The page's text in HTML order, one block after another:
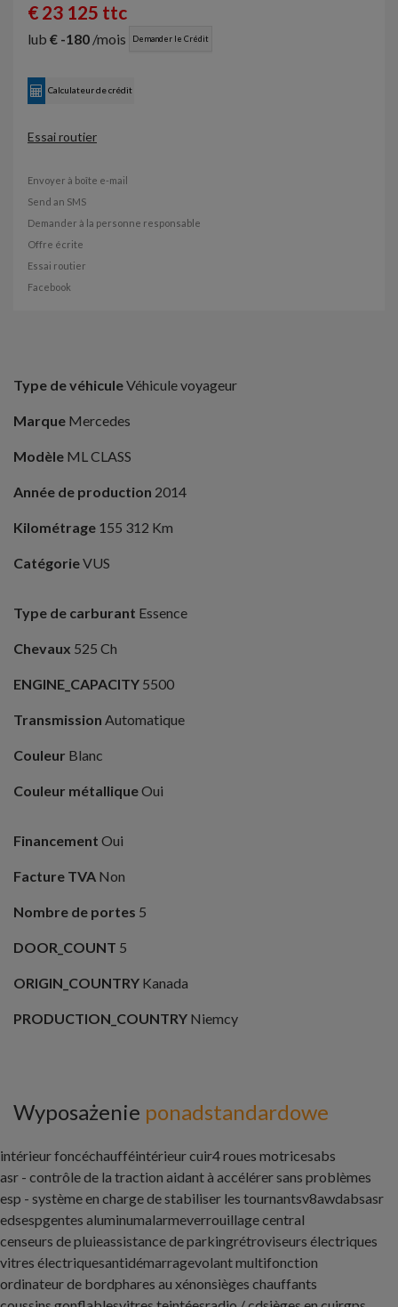
€ 23 125 ttc
lub € -180 /mois Demander le Crédit
Calculateur de crédit
Essai routier
Envoyer à boîte e-mail
Send an SMS
Demander à la personne responsable
Offre écrite
Essai routier
Facebook
Type de véhiculeVéhicule voyageur
Marque Mercedes
Modèle ML CLASS
Année de production 2014
Kilométrage 155 312 Km
CatégorieVUS
Type de carburant Essence
Chevaux 525 Ch
ENGINE_CAPACITY 5500
Transmission Automatique
Couleur Blanc
Couleur métalliqueOui
Financement Oui
Facture TVA Non
Nombre de portes 5
DOOR_COUNT 5
ORIGIN_COUNTRY Kanada
PRODUCTION_COUNTRY Niemcy
Wyposażenie ponadstandardowe
intérieur foncéchaufféintérieur cuir4 roues motricesabs
asr - contrôle de la traction aidant à accélérer sans problèmes
esp - système en charge de stabiliser les tournantsv8awdabsasr
edsespgentes aluminumalarmeverrouillage central
censeurs de pluieassistance de parkingrétroviseurs électriques
vitres électriquesantidémarragevolant multifonction
ordinateur de bordphares au xénonsièges chauffants